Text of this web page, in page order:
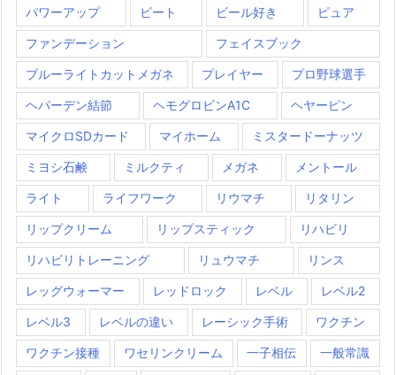
パワーアップ ビート ビール好き ピュア
ファンデーション フェイスブック
ブルーライトカットメガネ プレイヤー プロ野球選手
ヘパーデン結節 ヘモグロビンA1C ヘヤーピン
マイクロSDカード マイホーム ミスタードーナッツ
ミヨシ石鹸 ミルクティ メガネ メントール
ライト ライフワーク リウマチ リタリン
リップクリーム リップスティック リハビリ
リハビリトレーニング リュウマチ リンス
レッグウォーマー レッドロック レベル レベル2
レベル3 レベルの違い レーシック手術 ワクチン
ワクチン接種 ワセリンクリーム 一子相伝 一般常識